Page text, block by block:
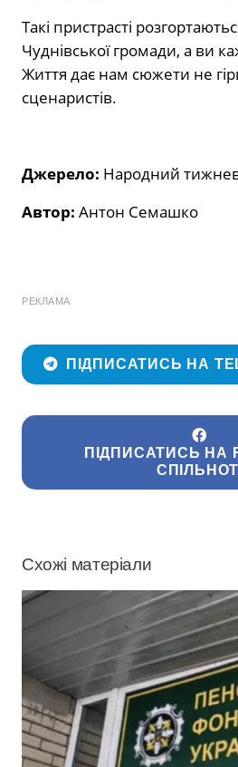
Такі пристрасті
Чуднівської громади, а ви
Життя дає нам сюжети не
сценаристів.
Джерело: Народний
Автор: Антон Семашко
РЕКЛАМА
ПІДПИСАТИСЬ НА
ПІДПИСАТИСЬ НА
Схожі матеріали